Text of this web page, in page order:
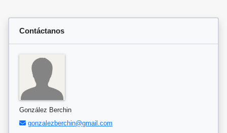
Contáctanos
González Berchin
gonzalezberchin@gmail.com